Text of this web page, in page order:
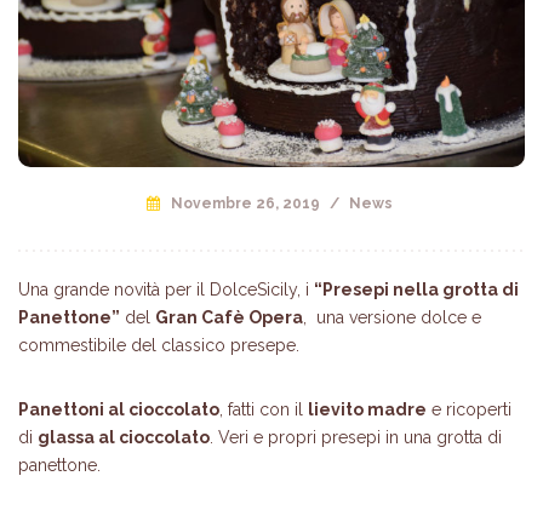
Novembre 26, 2019 / News
Una grande novità per il DolceSicily, i “Presepi nella grotta di
Panettone” del Gran Cafè Opera , una versione dolce e
commestibile del classico presepe.
Panettoni al cioccolato , fatti con il lievito madre e ricoperti
di glassa al cioccolato . Veri e propri presepi in una grotta di
panettone.